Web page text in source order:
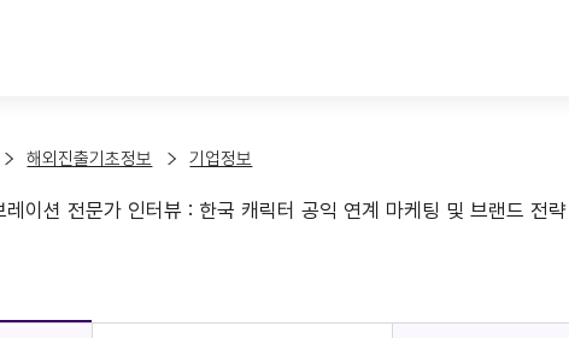
해외진출기초정보 기업정보
이션 전문가 인터뷰 : 한국 캐릭터 공익 연계 마케팅 및 브랜드 전략